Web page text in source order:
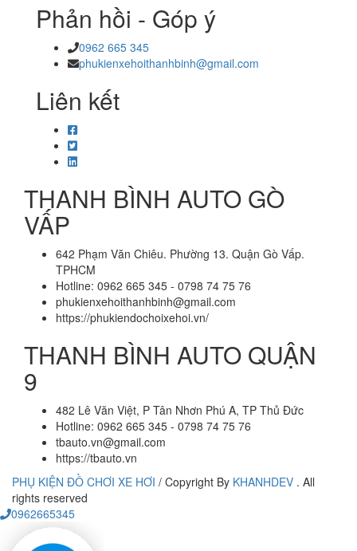
Phản hồi - Góp ý
0962 665 345
phukienxehoithanhbinh@gmail.com
Liên kết
THANH BÌNH AUTO GÒ
VẤP
642 Phạm Văn Chiêu. Phường 13. Quận Gò Vấp.
TPHCM
Hotline: 0962 665 345 - 0798 74 75 76
phukienxehoithanhbinh@gmail.com
https://phukiendochoixehoi.vn/
THANH BÌNH AUTO QUẬN
9
482 Lê Văn Việt, P Tân Nhơn Phú A, TP Thủ Đức
Hotline: 0962 665 345 - 0798 74 75 76
tbauto.vn@gmail.com
https://tbauto.vn
PHỤ KIỆN ĐỒ CHƠI XE HƠI / Copyright By KHANHDEV . All
rights reserved
0962665345